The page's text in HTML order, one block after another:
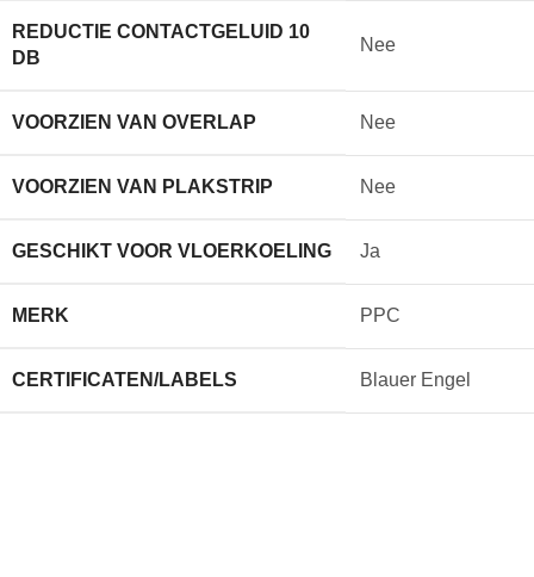
REDUCTIE CONTACTGELUID 10
DB
Nee
VOORZIEN VAN OVERLAP Nee
VOORZIEN VAN PLAKSTRIP Nee
GESCHIKT VOOR VLOERKOELING Ja
MERK PPC
CERTIFICATEN/LABELS Blauer Engel